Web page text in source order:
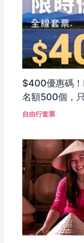
$400優惠碼
名額500個，
自由行套票